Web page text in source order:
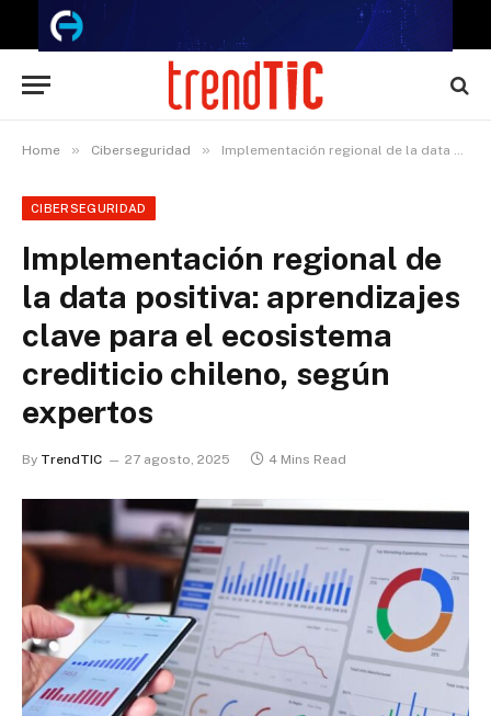
Home » Ciberseguridad » Implementación regional de la data positiva: aprendizajes clave para el ecosistema crediticio chileno, según expertos
CIBERSEGURIDAD
Implementación regional de
la data positiva: aprendizajes
clave para el ecosistema
crediticio chileno, según
expertos
By TrendTIC 27 agosto, 2025 4 Mins Read